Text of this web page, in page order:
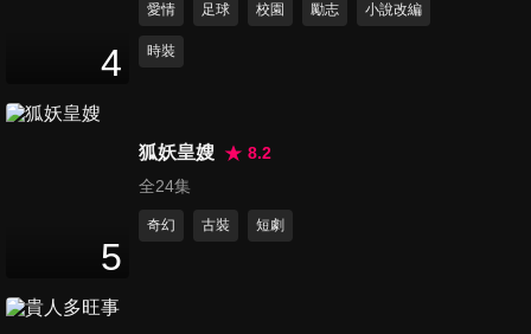
第13集
14分鐘
4
愛情 足球 校園 勵志 小說改編
時裝
5
狐妖皇嫂
8.2
全24集
奇幻 古裝 短劇